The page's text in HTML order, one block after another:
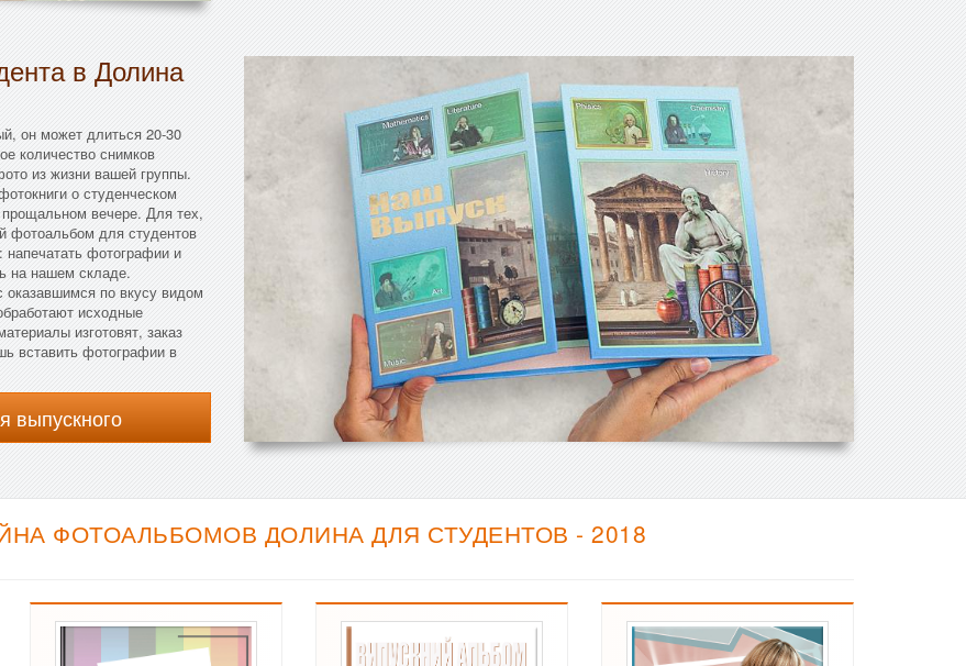
в Долина
он может длиться 20-30
количество снимков
из жизни вашей группы.
о студенческом
вечере. Для тех,
фотоальбом для студентов
фотографии и
на нашем складе.
оказавшимся по вкусу видом
исходные
изготовят, заказ
вставить фотографии в
выпускного
ФОТОАЛЬБОМОВ ДОЛИНА ДЛЯ СТУДЕНТОВ - 2018